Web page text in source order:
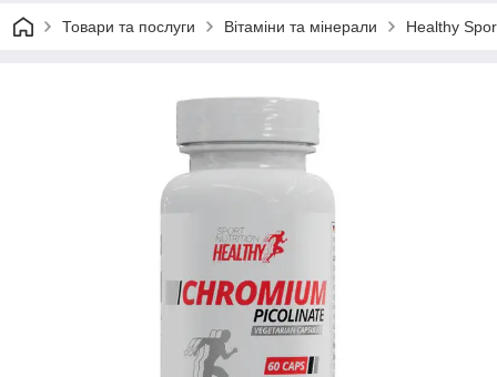
Товари та послуги Вітаміни та мінерали Healthy